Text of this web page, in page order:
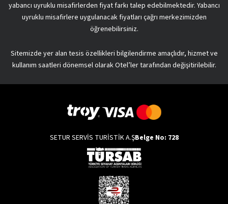
yabancı uyruklu misafirlerden fiyat farkı talep edebilmektedir. Yabancı
uyruklu misafirlere uygulanacak fiyatları çağrı merkezimizden
öğrenebilirsiniz.
Sitemizde yer alan tesis özellikleri bilgilendirme amaçlıdır, hizmet ve
kullanım saatleri dönemsel olarak Otel’ler tarafından değişitirilebilir.
SETUR SERVİS TURİSTİK A.ŞBelge No: 728